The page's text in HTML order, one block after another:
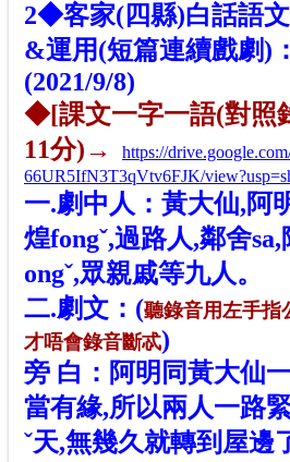
2◆客家(四縣)白話語
&運用(短篇連續戲劇)
(2021/9/8)
◆[課文一字一語(對照
11分)→
https://
66UR5IfN3T3qVtv6FJK/
一.劇中人： 黃大仙,阿
煌fongˇ,過路人,鄰舍
ongˇ,眾親戚等九人。
二.劇文： (聽錄音用左手指
才唔會錄音斷忒)
旁 白：阿明同黃大仙
當有緣,所以兩人一路
ˇ天,無幾久就轉到屋邊